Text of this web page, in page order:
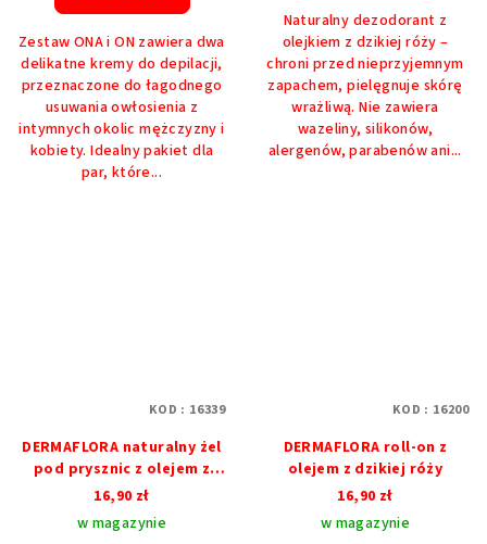
na
5
gwiazdek.
Zestaw ONA i ON zawiera dwa
delikatne kremy do depilacji,
przeznaczone do łagodnego
usuwania owłosienia z
intymnych okolic mężczyzny i
kobiety. Idealny pakiet dla
par, które...
Naturalny dezodorant z
olejkiem z dzikiej róży –
chroni przed nieprzyjemnym
zapachem, pielęgnuje skórę
wrażliwą. Nie zawiera
wazeliny, silikonów,
alergenów, parabenów ani...
DERMAFLORA naturalny żel
pod prysznic z olejem z
dzikiej róży
16,90 zł
w magazynie
KOD : 16339
DERMAFLORA roll-on z
olejem z dzikiej róży
16,90 zł
w magazynie
KOD : 16200